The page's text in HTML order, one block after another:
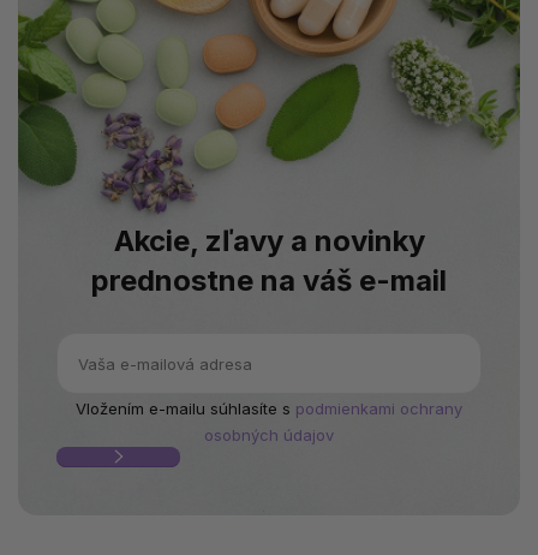
Akcie, zľavy a novinky
prednostne na váš e-mail
Vložením e-mailu súhlasíte s podmienkami ochrany
osobných údajov